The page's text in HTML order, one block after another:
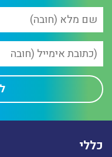
כללי